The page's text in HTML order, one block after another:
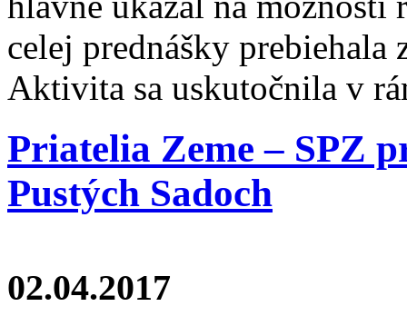
celej prednášky prebiehala
Aktivita sa uskutočnila v
Priatelia Zeme – SPZ
Pustých Sadoch
02.04.2017